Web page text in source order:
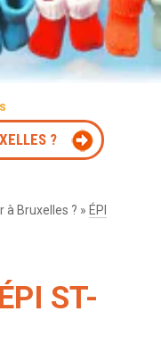
?
à Bruxelles ? » ÉPI
ST-